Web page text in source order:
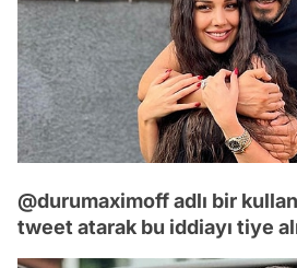
@durumaximoff adlı bir
tweet atarak bu iddiayı tiye